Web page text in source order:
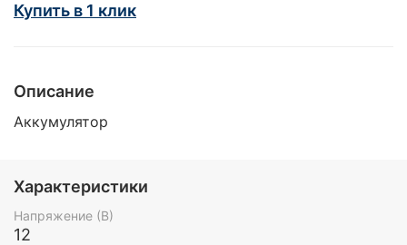
Купить в 1 клик
Описание
Аккумулятор
Характеристики
Напряжение (В)
12